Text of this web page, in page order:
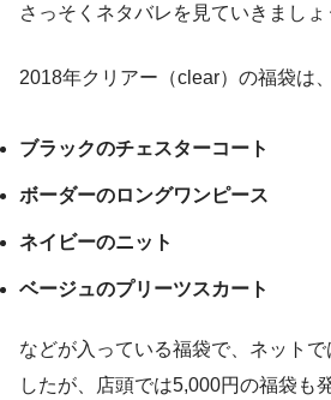
さっそくネタバレを見ていきましょ
2018年クリアー（clear）の福袋は、
ブラックのチェスターコート
ボーダーのロングワンピース
ネイビーのニット
ベージュのプリーツスカート
などが入っている福袋で、ネット
したが、店頭では5,000円の福袋も